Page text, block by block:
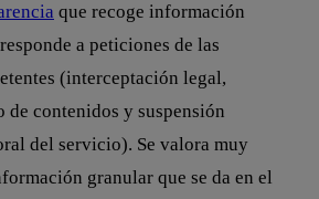
que recoge información
a peticiones de las
(interceptación legal,
de contenidos y suspensión
del servicio). Se valora muy
granular que se da en el